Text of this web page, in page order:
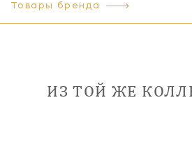
Товары бренда
ИЗ ТОЙ ЖЕ